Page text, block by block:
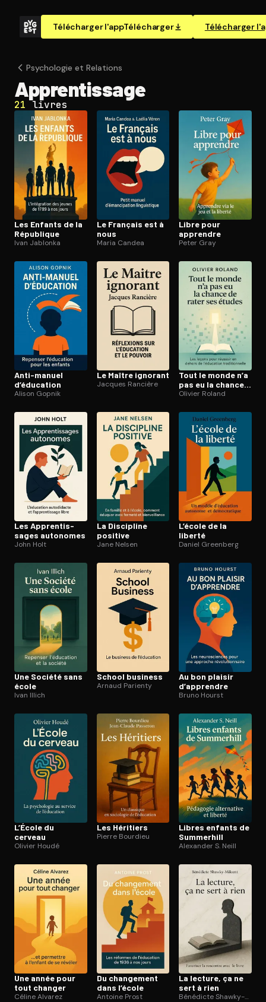
Télécharger l'appTélécharger Télécharger
Ouvre l'app Appareil photo, pointe sur le code. C'est gratuit à
Psychologie et Relations
Ap­pren­tis­sage
21 livres
Les Enfants de la
République
Ivan Jablonka
Le Français est à
nous
Maria Candea
Libre pour
apprendre
Peter Gray
Anti-manuel
d’éducation
Alison Gopnik
Le Maître ignorant
Jacques Rancière
Tout le monde n’a
pas eu la chance
de rater ses
Olivier Roland
Les Ap­pren­tis­
sages autonomes
John Holt
La Discipline
positive
Jane Nelsen
L’école de la
liberté
Daniel Greenberg
Une Société sans
école
Ivan Illich
School business
Arnaud Parienty
Au bon plaisir
d’apprendre
Bruno Hourst
L’École du
cerveau
Olivier Houdé
Les Héritiers
Pierre Bourdieu
Libres enfants de
Summerhill
Alexander S. Neill
Une année pour
tout changer
Céline Alvarez
Du changement
dans l’école
Antoine Prost
La lecture, ça ne
sert à rien
Bénédicte Shawky-Milcent